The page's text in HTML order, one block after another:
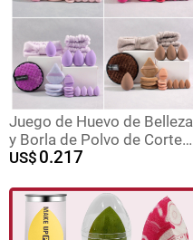
Juego de Huevo de Belleza
y Borla de Polvo de Corte
Oblicuo, Color Sólido,
US$ 0.217